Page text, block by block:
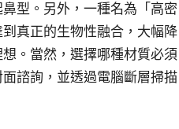
型。另外，一種名為「高密
真正的生物性融合，大幅降
。當然，選擇哪種材質必須
諮詢，並透過電腦斷層掃描